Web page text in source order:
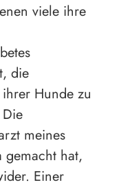
viele ihre
die
Hunde zu
meines
gemacht hat,
Einer